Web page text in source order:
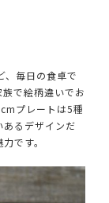
、毎日の食卓で
で絵柄違いでお
プレートは5種
あるデザインだ
です。